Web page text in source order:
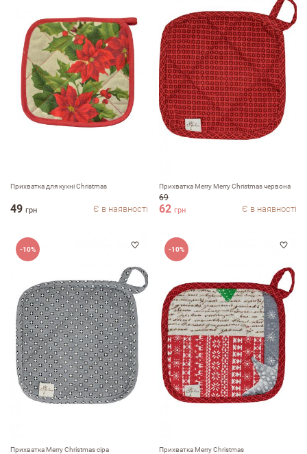
Прихватка для кухні Christmas
49 грн Є в наявності
Прихватка Merry Merry Christmas червона
69
62 грн Є в наявності
-10%
Прихватка Merry Christmas сіра
-10%
Прихватка Merry Christmas